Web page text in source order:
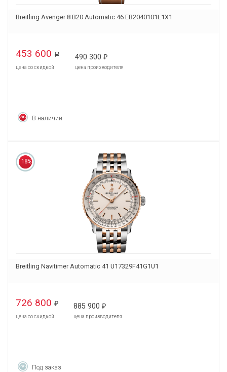
Breitling Avenger 8 B20 Automatic 46 EB2040101L1X1
453 600 Р
цена со скидкой
490 300 ₽
цена производителя
В наличии
18%
Breitling Navitimer Automatic 41 U17329F41G1U1
726 800 ₽
цена со скидкой
885 900 ₽
цена производителя
Под заказ